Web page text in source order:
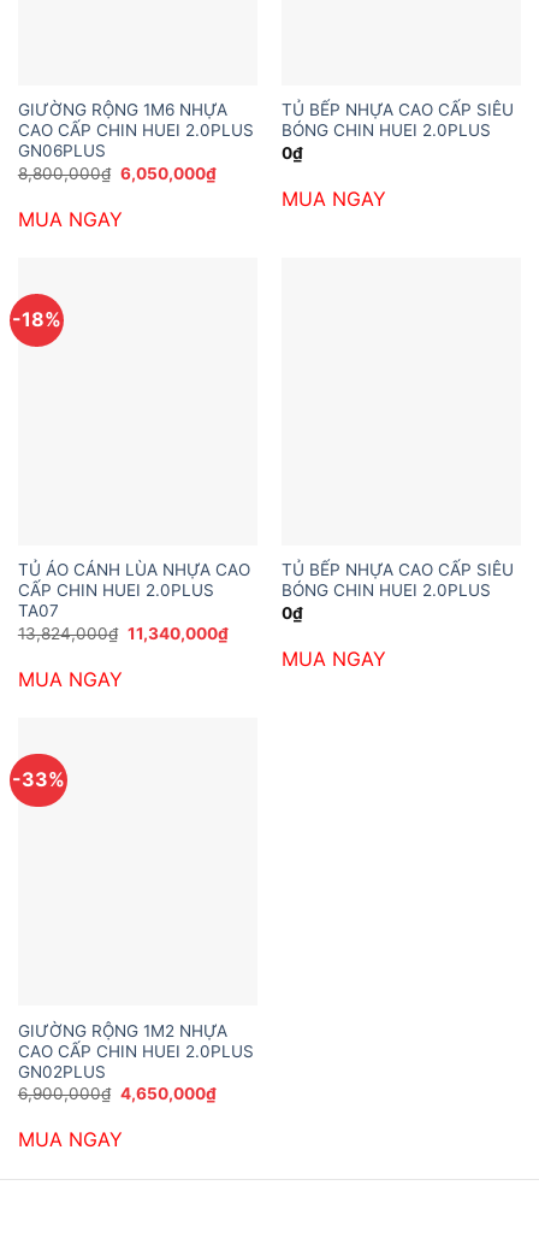
GIƯỜNG RỘNG 1M6 NHỰA
CAO CẤP CHIN HUEI 2.0PLUS
GN06PLUS
8,800,000₫ Giá
gốc
8,800,000₫.
6,050,000₫Giá
hiện
MUA NGAY
TỦ BẾP NHỰA CAO CẤP SIÊU
BÓNG CHIN HUEI 2.0PLUS
0₫
MUA NGAY
-18%
TỦ ÁO CÁNH LÙA NHỰA CAO
CẤP CHIN HUEI 2.0PLUS
TA07
13,824,000₫ Giá
gốc
11,340,000₫Giá
hiện
MUA NGAY
TỦ BẾP NHỰA CAO CẤP SIÊU
BÓNG CHIN HUEI 2.0PLUS
0₫
MUA NGAY
-33%
GIƯỜNG RỘNG 1M2 NHỰA
CAO CẤP CHIN HUEI 2.0PLUS
GN02PLUS
6,900,000₫ Giá
gốc
6,900,000₫.
4,650,000₫Giá
hiện
MUA NGAY